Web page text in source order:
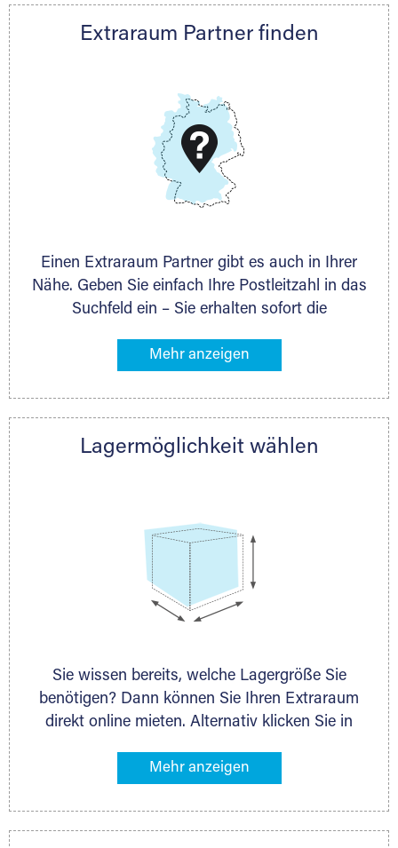
Telefon:+49 6145 5442 - 404
DMG Aktiengesellschaft
www.dmg-ag.com
Extraraum Partner finden
Einen Extraraum Partner gibt es auch in Ihrer
Nähe. Geben Sie einfach Ihre Postleitzahl in das
Suchfeld ein – Sie erhalten sofort die
Lagermöglichkeiten in Ihrer Nähe. An zahlreichen
direkt online mieten. Gibt es Extraraum noch
nächstgelegenen Partner und besprechen alles
Lagermöglichkeit wählen
Sie wissen bereits, welche Lagergröße Sie
benötigen? Dann können Sie Ihren Extraraum
direkt online mieten. Alternativ klicken Sie in
Gegenstände an, die Sie einlagern möchten –
ermittelt. Natürlich steht Ihnen Ihr Extraraum